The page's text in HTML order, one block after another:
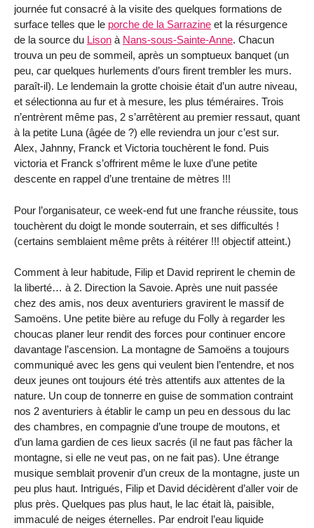
journée fut consacré à la visite des quelques formations de
surface telles que le porche de la Sarrazine et la résurgence
de la source du Lison à Nans-sous-Sainte-Anne. Chacun
trouva un peu de sommeil, après un somptueux banquet (un
peu, car quelques hurlements d’ours firent trembler les murs.
paraît-il). Le lendemain la grotte choisie était d’un autre niveau,
et sélectionna au fur et à mesure, les plus téméraires. Trois
n’entrèrent même pas, 2 s’arrêtèrent au premier ressaut, quant
à la petite Luna (âgée de ?) elle reviendra un jour c’est sur.
Alex, Jahnny, Franck et Victoria touchèrent le fond. Puis
victoria et Franck s’offrirent même le luxe d’une petite
descente en rappel d’une trentaine de mètres !!!
Pour l’organisateur, ce week-end fut une franche réussite, tous
touchèrent du doigt le monde souterrain, et ses difficultés !
(certains semblaient même prêts à réitérer !!! objectif atteint.)
Comment à leur habitude, Filip et David reprirent le chemin de
la liberté… à 2. Direction la Savoie. Après une nuit passée
chez des amis, nos deux aventuriers gravirent le massif de
Samoëns. Une petite bière au refuge du Folly à regarder les
choucas planer leur rendit des forces pour continuer encore
davantage l’ascension. La montagne de Samoëns a toujours
communiqué avec les gens qui veulent bien l’entendre, et nos
deux jeunes ont toujours été très attentifs aux attentes de la
nature. Un coup de tonnerre en guise de sommation contraint
nos 2 aventuriers à établir le camp un peu en dessous du lac
des chambres, en compagnie d’une troupe de moutons, et
d’un lama gardien de ces lieux sacrés (il ne faut pas fâcher la
montagne, si elle ne veut pas, on ne fait pas). Une étrange
musique semblait provenir d’un creux de la montagne, juste un
peu plus haut. Intrigués, Filip et David décidèrent d’aller voir de
plus près. Quelques pas plus haut, le lac était là, paisible,
immaculé de neiges éternelles. Par endroit l’eau liquide